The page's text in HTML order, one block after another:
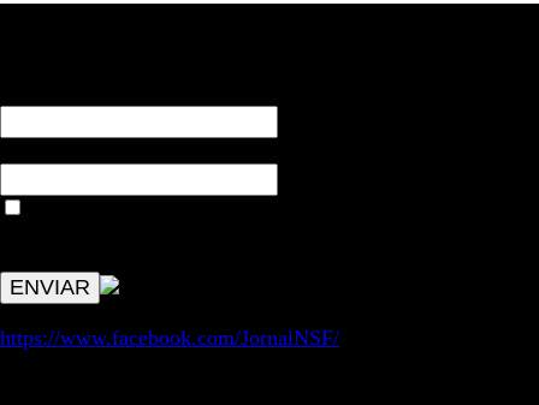
https://www.facebook.com/JornalNSF/